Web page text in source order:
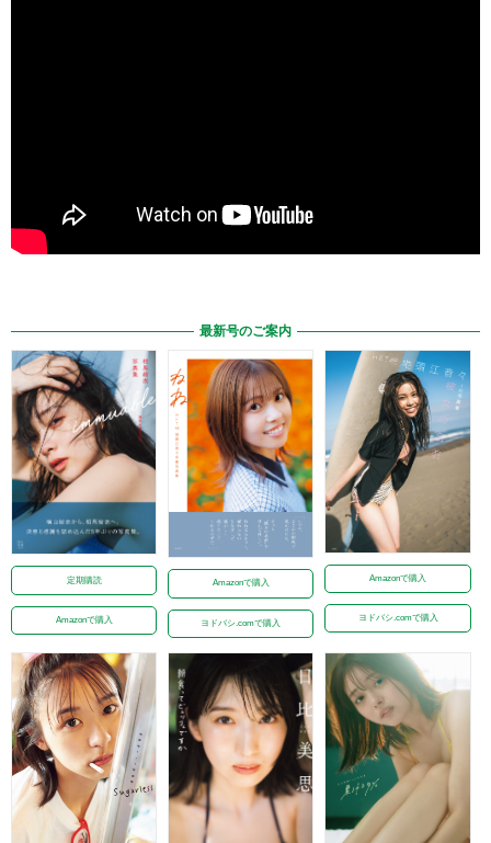
最新号のご案内
定期購読
Amazonで購入
Amazonで購入
ヨドバシ.comで購入
Amazonで購入
ヨドバシ.comで購入